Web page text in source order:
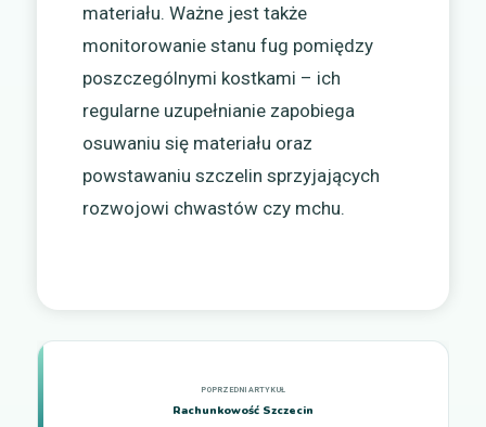
materiału. Ważne jest także
monitorowanie stanu fug pomiędzy
poszczególnymi kostkami – ich
regularne uzupełnianie zapobiega
osuwaniu się materiału oraz
powstawaniu szczelin sprzyjających
rozwojowi chwastów czy mchu.
Rachunkowość Szczecin